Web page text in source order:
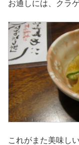
お通しには、クラ
これがまた美味し